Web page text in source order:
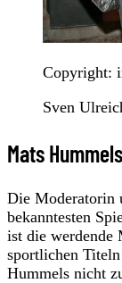
Copyright:
Sven
Mats
Die Moderatorin
bekanntesten
ist die werdende
sportlichen
Hummels nicht